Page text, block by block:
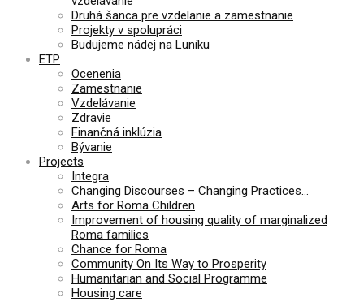
Druhá šanca pre vzdelanie a zamestnanie
Projekty v spolupráci
Budujeme nádej na Luníku
ETP
Ocenenia
Zamestnanie
Vzdelávanie
Zdravie
Finančná inklúzia
Bývanie
Projects
Integra
Changing Discourses – Changing Practices…
Arts for Roma Children
Improvement of housing quality of marginalized
Roma families
Chance for Roma
Community On Its Way to Prosperity
Humanitarian and Social Programme
Housing care